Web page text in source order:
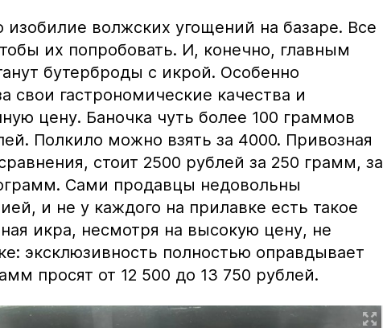
изобилие волжских угощений на базаре. Все
их попробовать. И, конечно, главным
бутерброды с икрой. Особенно
свои гастрономические качества и
цену. Баночка чуть более 100 граммов
Полкило можно взять за 4000. Привозная
стоит 2500 рублей за 250 грамм, за
Сами продавцы недовольны
и не у каждого на прилавке есть такое
икра, несмотря на высокую цену, не
эксклюзивность полностью оправдывает
просят от 12 500 до 13 750 рублей.